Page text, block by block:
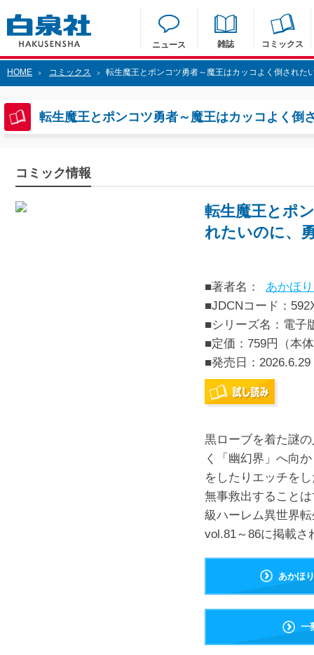
ニュース 雑誌 コミックス
HOME > コミックス > 転生魔王とポンコツ勇者～魔王はカッコよく倒された
転生魔王とポンコツ勇者～魔王はカッコよく倒
コミック情報
転生魔王とポ
れたいのに、
■著者名：
あかほ
■JDCNコード：
■シリーズ名：電子
■定価：759円（本
■発売日： 2026.6.29
黒ローブを着た謎
く「幽幻界」へ向
をしたりエッチを
無事救出すること
級ハーレム異世界
vol.81～86に掲載さ
あかほ
一